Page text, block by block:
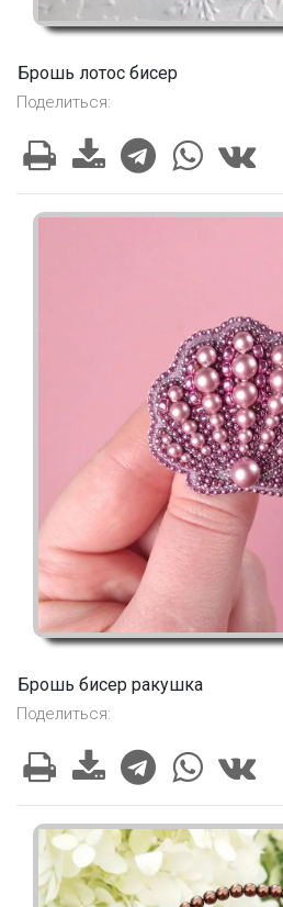
Брошь лотос бисер
Поделиться:
Брошь бисер ракушка
Поделиться: